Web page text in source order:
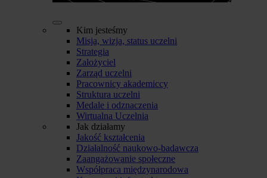
Kim jesteśmy
Misja, wizja, status uczelni
Strategia
Założyciel
Zarząd uczelni
Pracownicy akademiccy
Struktura uczelni
Medale i odznaczenia
Wirtualna Uczelnia
Jak działamy
Jakość kształcenia
Działalność naukowo-badawcza
Zaangażowanie społeczne
Współpraca międzynarodowa